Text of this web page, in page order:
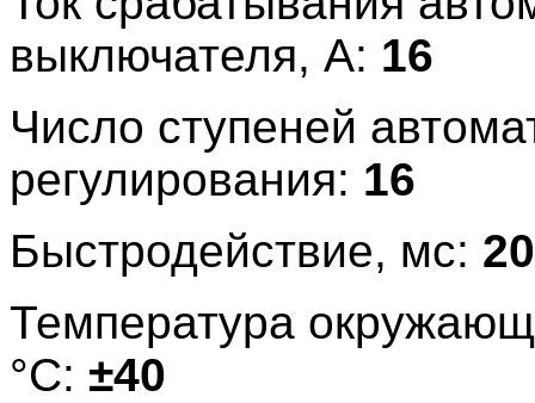
выключателя, А: 16
Число ступеней
регулирования: 16
Быстродействие, мс: 20
Температура
°C: ±40